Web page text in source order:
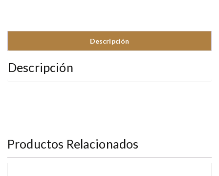
Descripción
Descripción
Productos Relacionados